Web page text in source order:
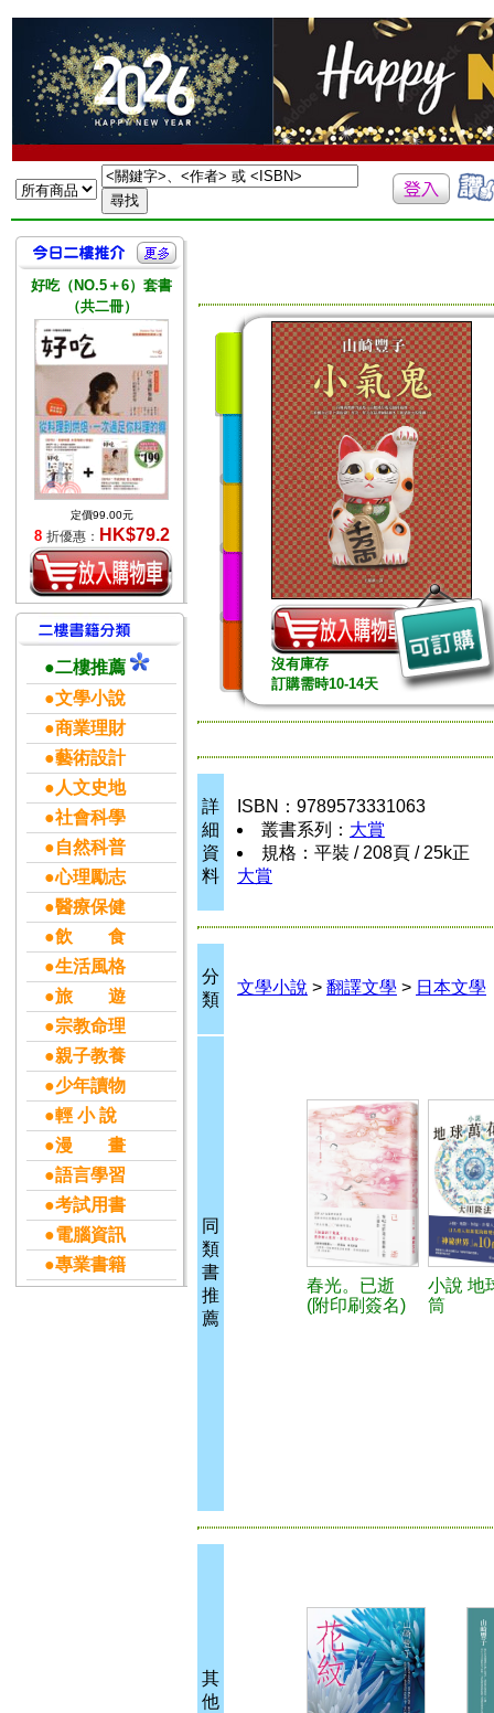
好吃（NO.5＋6）套書
（共二冊）
定價99.00元
8 折優惠： HK$79.2
●二樓推薦
●文學小說
●商業理財
●藝術設計
●人文史地
●社會科學
●自然科普
●心理勵志
●醫療保健
●飲 食
●生活風格
●旅 遊
●宗教命理
●親子教養
●少年讀物
●輕 小 說
●漫 畫
●語言學習
●考試用書
●電腦資訊
●專業書籍
沒有庫存
訂購需時10-14天
詳
細
資
料
ISBN：9789573331063
叢書系列： 大賞
規格：平裝 / 208頁 / 25k正
大賞
分
類
文學小說 > 翻譯文學 > 日本文學
同
類
書
推
薦
春光。已逝
(附印刷簽名)
小說 地
筒
其
他